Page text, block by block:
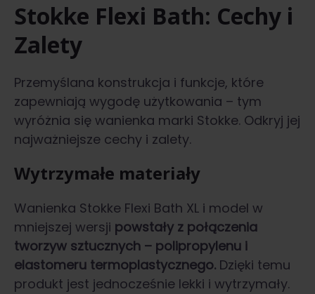
Stokke Flexi Bath: Cechy i
Zalety
Przemyślana konstrukcja i funkcje, które
zapewniają wygodę użytkowania – tym
wyróżnia się wanienka marki Stokke. Odkryj jej
najważniejsze cechy i zalety.
Wytrzymałe materiały
Wanienka Stokke Flexi Bath XL i model w
mniejszej wersji powstały z połączenia
tworzyw sztucznych – polipropylenu i
elastomeru termoplastycznego. Dzięki temu
produkt jest jednocześnie lekki i wytrzymały.